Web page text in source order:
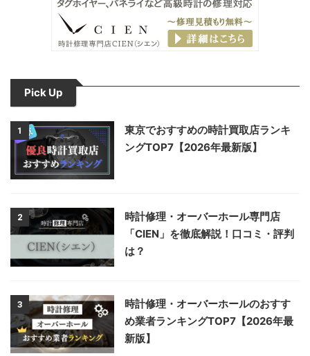
Pick Up
1
東京でおすすめの時計買取店ランキ
ングTOP7【2026年最新版】
2
時計修理・オーバーホール専門店
「CIEN」を徹底解説！口コミ・評判
は？
3
時計修理・オーバーホールのおすす
め業者ランキングTOP7【2026年最
新版】